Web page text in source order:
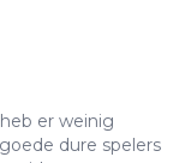
er weinig
dure spelers